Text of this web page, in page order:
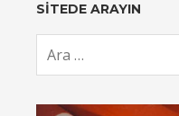
SİTEDE ARAYIN